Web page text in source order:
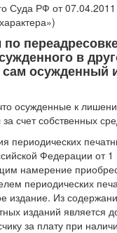
Суда РФ от
в
осужденный
осужденные к
счет собственных
периодических
Федерации
намерение
периодических
издание. Из
изданий является
за плату при